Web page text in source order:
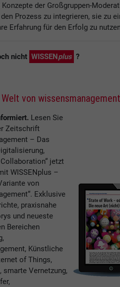
Konzepte der Großgruppen-
Prozess zu integrieren, sie zu
Erfahrung für den Erfolg zu
nicht WISSEN plus ?
von wissensmanagement
Lesen Sie
Zeitschrift
– Das
jetzt
WISSENplus –
von
Exklusive
praxisnahe
und neueste
Bereichen
Künstliche
of Things,
smarte Vernetzung,